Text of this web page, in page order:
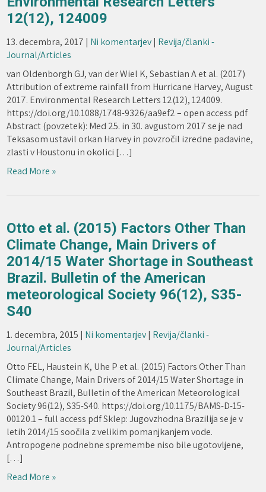
12(12), 124009
13. decembra, 2017 | Ni komentarjev| Revija/članki -
Journal/Articles
van Oldenborgh GJ, van der Wiel K, Sebastian A et al. (2017)
Attribution of extreme rainfall from Hurricane Harvey, August
2017. Environmental Research Letters 12(12), 124009.
https://doi.org/10.1088/1748-9326/aa9ef2 – open access pdf
Abstract (povzetek): Med 25. in 30. avgustom 2017 se je nad
Teksasom ustavil orkan Harvey in povzročil izredne padavine,
zlasti v Houstonu in okolici […]
Read More »
Otto et al. (2015) Factors Other Than
Climate Change, Main Drivers of
2014/15 Water Shortage in Southeast
Brazil. Bulletin of the American
meteorological Society 96(12), S35-
S40
1. decembra, 2015 | Ni komentarjev| Revija/članki -
Journal/Articles
Otto FEL, Haustein K, Uhe P et al. (2015) Factors Other Than
Climate Change, Main Drivers of 2014/15 Water Shortage in
Southeast Brazil, Bulletin of the American Meteorological
Society 96(12), S35-S40. https://doi.org/10.1175/BAMS-D-15-
00120.1 – full access pdf Sklep: Jugovzhodna Brazilija se je v
letih 2014/15 soočila z velikim pomanjkanjem vode.
Antropogene podnebne spremembe niso bile ugotovljene,
[…]
Read More »